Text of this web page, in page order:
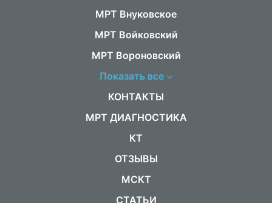
МРТ Внуковское
МРТ Войковский
МРТ Вороновский
Показать все
КОНТАКТЫ
МРТ ДИАГНОСТИКА
КТ
ОТЗЫВЫ
МСКТ
СТАТЬИ